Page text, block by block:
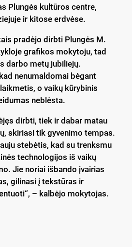
Plungės kultūros centre,
ir kitose erdvėse.
pradėjo dirbti Plungės M.
grafikos mokytoju, tad
darbo metų jubiliejų.
nenumaldomai bėgant
o vaikų kūrybinis
neblėsta.
dirbti, tiek ir dabar matau
skiriasi tik gyvenimo tempas.
stebėtis, kad su trenksmu
technologijos iš vaikų
Jie noriai išbando įvairias
gilinasi į tekstūras ir
– kalbėjo mokytojas.